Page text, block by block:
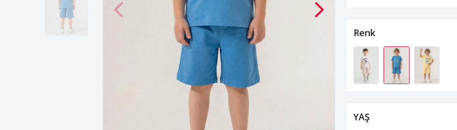
Renk
YAŞ